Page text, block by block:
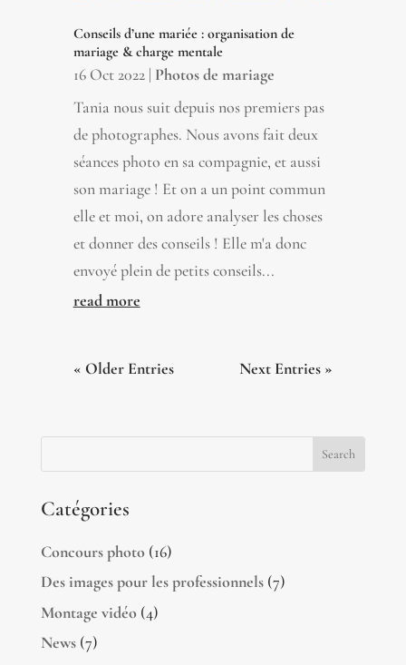
Conseils d’une mariée : organisation de
mariage & charge mentale
16 Oct 2022| Photos de mariage
Tania nous suit depuis nos premiers pas
de photographes. Nous avons fait deux
séances photo en sa compagnie, et aussi
son mariage ! Et on a un point commun
elle et moi, on adore analyser les choses
et donner des conseils ! Elle m'a donc
envoyé plein de petits conseils...
read more
« Older Entries Next Entries »
Catégories
Concours photo(16)
Des images pour les professionnels(7)
Montage vidéo(4)
News(7)